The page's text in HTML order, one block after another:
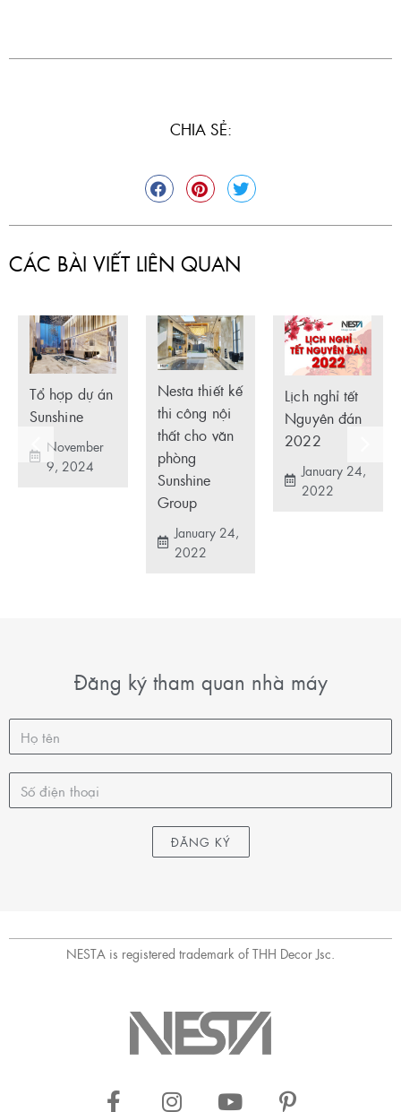
CHIA SẺ:
CÁC BÀI VIẾT LIÊN QUAN
Tổ hợp dự án
Sunshine
November
9, 2024
Nesta thiết kế
thi công nội
thất cho văn
phòng
Sunshine
Group
January 24,
2022
Lịch nghỉ tết
Nguyên đán
2022
January 24,
2022
Đăng ký tham quan nhà máy
ĐĂNG KÝ
NESTA is registered trademark of THH Decor Jsc.